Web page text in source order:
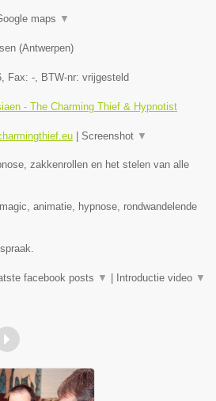
maps ▼
(Antwerpen)
, Fax: -, BTW-nr: vrijgesteld
- The Charming Thief & Hypnotist
Screenshot ▼
zakkenrollen en het stelen van alle
animatie, hypnose, rondwandelende
facebook posts ▼ Introductie video ▼